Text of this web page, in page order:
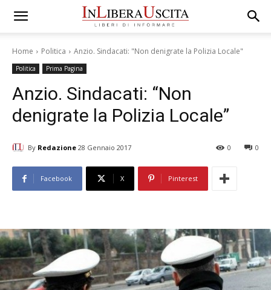
Home Politica Anzio. Sindacati: "Non denigrate la Polizia Locale"
Politica Prima Pagina
Anzio. Sindacati: “Non
denigrate la Polizia Locale”
By Redazione 28 Gennaio 2017 0
0
Facebook X Pinterest